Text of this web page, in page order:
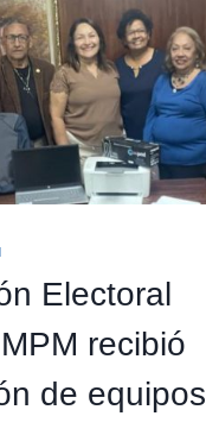
Electoral
recibió
de equipos